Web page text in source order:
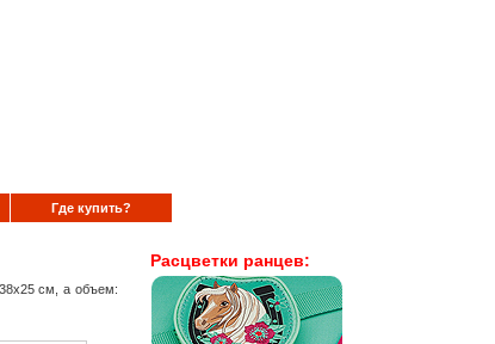
Расцветки ранцев:
Где купить?
см, а объем: